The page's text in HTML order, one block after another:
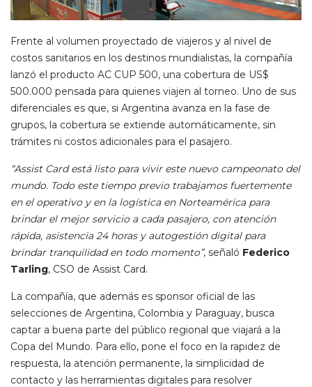
Frente al volumen proyectado de viajeros y al nivel de
costos sanitarios en los destinos mundialistas, la compañía
lanzó el producto AC CUP 500, una cobertura de US$
500.000 pensada para quienes viajen al torneo. Uno de sus
diferenciales es que, si Argentina avanza en la fase de
grupos, la cobertura se extiende automáticamente, sin
trámites ni costos adicionales para el pasajero.
“Assist Card está listo para vivir este nuevo campeonato del
mundo. Todo este tiempo previo trabajamos fuertemente
en el operativo y en la logística en Norteamérica para
brindar el mejor servicio a cada pasajero, con atención
rápida, asistencia 24 horas y autogestión digital para
brindar tranquilidad en todo momento”, señaló Federico
Tarling, CSO de Assist Card.
La compañía, que además es sponsor oficial de las
selecciones de Argentina, Colombia y Paraguay, busca
captar a buena parte del público regional que viajará a la
Copa del Mundo. Para ello, pone el foco en la rapidez de
respuesta, la atención permanente, la simplicidad de
contacto y las herramientas digitales para resolver